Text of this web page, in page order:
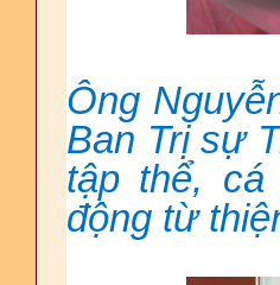
Ông
Ban Trị sự
tập thể, cá
động từ